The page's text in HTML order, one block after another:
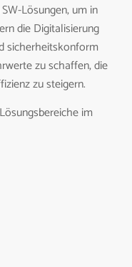
Lösungen, um in
die Digitalisierung
sicherheitskonform
zu schaffen, die
zu steigern.
im